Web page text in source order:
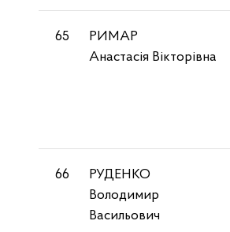
65
РИМАР
Анастасія Вікторівна
66
РУДЕНКО
Володимир
Васильович